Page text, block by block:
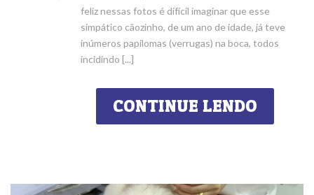
feliz nessas fotos é difícil imaginar que esse
simpático cãozinho, de um ano de idade, já teve
inúmeros papilomas (verrugas) na boca, todos
incidindo [...]
CONTINUE LENDO